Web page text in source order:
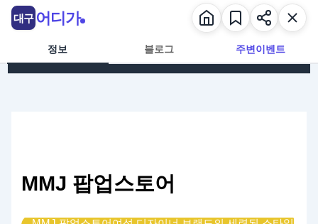
콘텐츠로 건너뛰기
정보 블로그 주변이벤트
MMJ 팝업스토어
대구 어디가